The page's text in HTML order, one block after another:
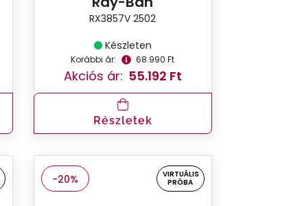
RX3857V 2502
Készleten
Korábbi ár: 68.990 Ft
Akciós ár: 55.192 Ft
Részletek
-20%
VIRTUÁLIS
PRÓBA